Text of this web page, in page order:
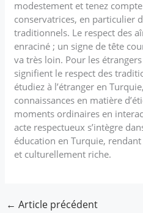
modestement et tenez
conservatrices, en particulier
traditionnels. Le respect des
enraciné ; un signe de tête
va très loin. Pour les
signifient le respect des
étudiez à l’étranger en
connaissances en matière
moments ordinaires en
acte respectueux s’intègre
éducation en Turquie,
et culturellement riche.
← Article précédent